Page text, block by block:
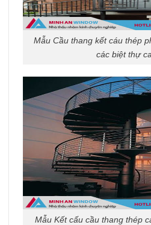
Mẫu Cầu thang kết cáu thép
các biệt thự
Mẫu Kết cấu cầu thang thép